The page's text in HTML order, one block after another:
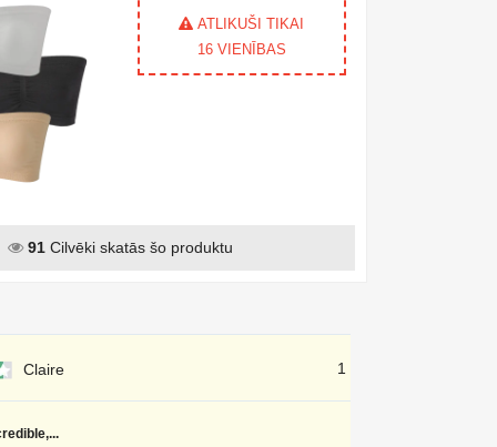
ATLIKUŠI TIKAI
16VIENĪBAS
91 Cilvēki skatās šo produktu
Claire 1 dienu atpakaļ